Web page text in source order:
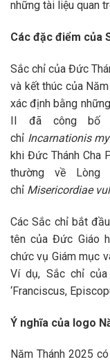
những tài liệu quan
Các đặc điểm của
Sắc chỉ của Đức
và kết thúc của
xác định bằng
II đã công bố
chỉ Incarnationis
khi Đức Thánh Cha
thường về Lòng
chỉ Misericordiae
Các Sắc chỉ bắt
tên của Đức Giáo
chức vụ Giám mục
Ví dụ, Sắc chỉ
‘Franciscus,
Ý nghĩa của logo
Năm Thánh 2025